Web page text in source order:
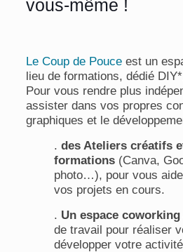
vous-même !
Le Coup de Pouceest un
lieu de formations, dédié
Pour vous rendre plus
assister dans vos propres
graphiques et le
. des Ateliers créatifs
formations(Canva,
photo…), pour vous
vos projets en cours.
. Un espace
de travail pour réaliser
développer votre